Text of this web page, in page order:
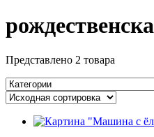
Представлено 2 товара